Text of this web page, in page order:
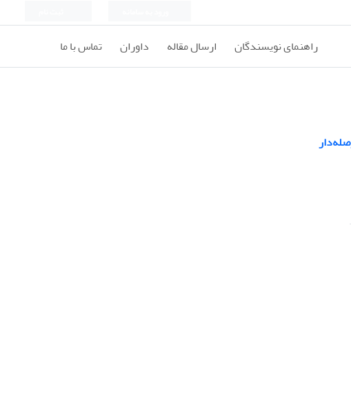
راهنمای نویسندگان ارسال مقاله داوران تماس با ما